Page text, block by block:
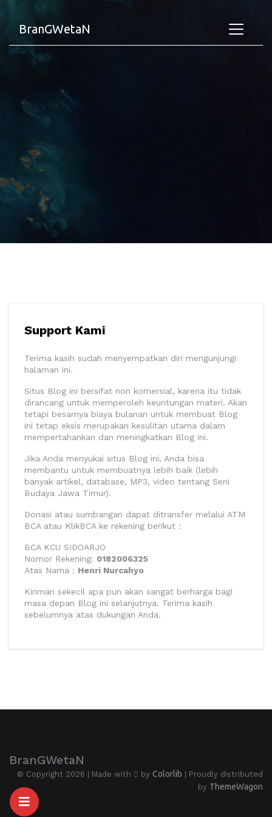
BranGWetaN
Support Kami
Terima kasih sudah menyempatkan diri mengunjungi
halaman ini.
Situs Blog ini bersifat non komersial, karena itu tidak
dirancang untuk memperoleh keuntungan materi. Akan
tetapi besarnya biaya bulanan untuk membuat Blog
ini tetap eksis merupakan kesulitan utama dalam
mempertahankan dan meningkatkan Blog ini.
Jika Anda menyukai situs Blog ini, Anda bisa
membantu untuk membuatnya lebih baik (lebih
banyak artikel, database, MP3, video tentang Seni
Budaya Jawa Timur).
Donasi atau sumbangan dapat ditransfer melalui ATM
BCA atau KlikBCA ke rekening berikut :
BCA KCU SIDOARJO
Nomor Rekening: 0182006325
Atas Nama : Henri Nurcahyo
Kiriman sekecil apa pun akan sangat berharga bagi
masa depan Blog ini selanjutnya. Terima kasih
sebelumnya atas dukungan Anda.
BranGWetaN
© Copyright 2026 | Made with by Colorlib | Proudly distributed
by ThemeWagon